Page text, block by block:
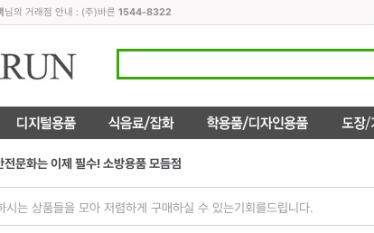
님의 거래점 안내 : (주)바른 1544-8322
전문화는 이제 필수! 소방용품 모듬점
시는 상품들을 모아 저렴하게 구매하실 수 있는기회를드립니다.